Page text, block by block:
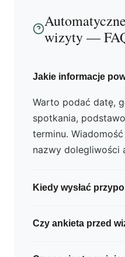
wizyty —
Jakie informacje
Warto podać datę,
spotkania,
terminu.
nazwy dolegliwości
Kiedy wysłać
odwołania, aby
Czy ankieta przed